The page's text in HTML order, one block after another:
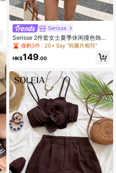
Serisse
Serisse 2件套女士夏季休闲撞色饰边
抽绳背心和裙子套装
僅剩3件 20+ Say "與圖片相符"
HK$149.00